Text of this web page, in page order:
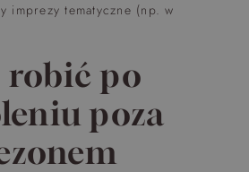
imprezy tematyczne (np. w
robić po
poza